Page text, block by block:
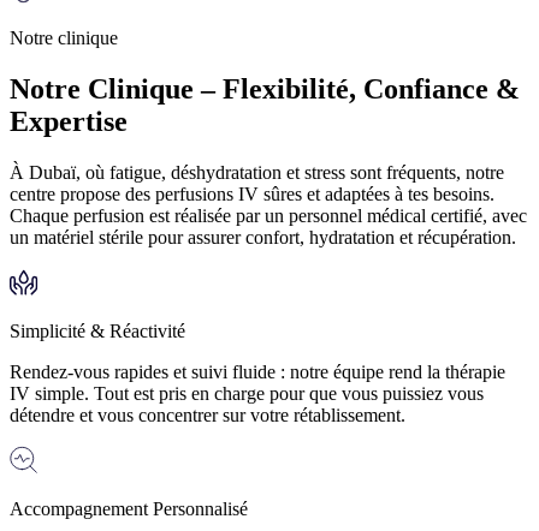
Notre clinique
Notre Clinique – Flexibilité, Confiance &
Expertise
À Dubaï, où fatigue, déshydratation et stress sont fréquents, notre
centre propose des perfusions IV sûres et adaptées à tes besoins.
Chaque perfusion est réalisée par un personnel médical certifié, avec
un matériel stérile pour assurer confort, hydratation et récupération.
Simplicité & Réactivité
Rendez-vous rapides et suivi fluide : notre équipe rend la thérapie
IV simple. Tout est pris en charge pour que vous puissiez vous
détendre et vous concentrer sur votre rétablissement.
Accompagnement Personnalisé